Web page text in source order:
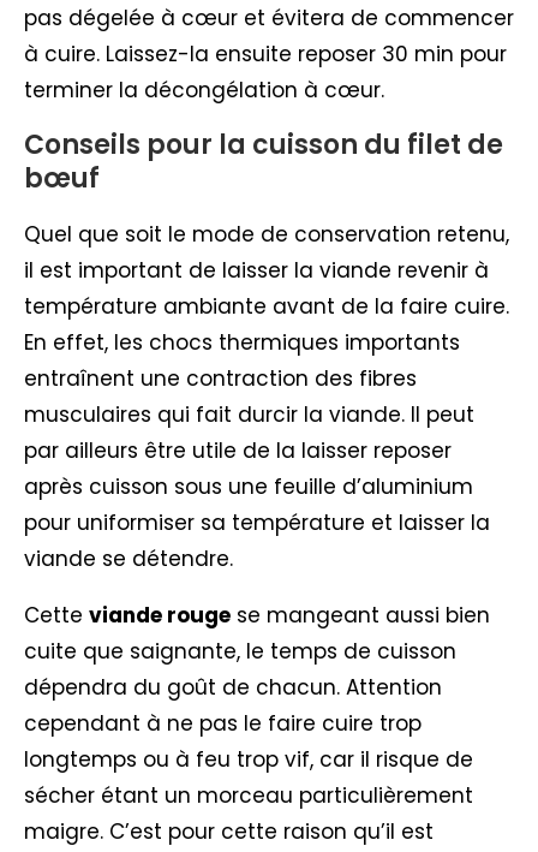
pas dégelée à cœur et évitera de commencer
à cuire. Laissez-la ensuite reposer 30 min pour
terminer la décongélation à cœur.
Conseils pour la cuisson du filet de
bœuf
Quel que soit le mode de conservation retenu,
il est important de laisser la viande revenir à
température ambiante avant de la faire cuire.
En effet, les chocs thermiques importants
entraînent une contraction des fibres
musculaires qui fait durcir la viande. Il peut
par ailleurs être utile de la laisser reposer
après cuisson sous une feuille d’aluminium
pour uniformiser sa température et laisser la
viande se détendre.
Cette viande rouge se mangeant aussi bien
cuite que saignante, le temps de cuisson
dépendra du goût de chacun. Attention
cependant à ne pas le faire cuire trop
longtemps ou à feu trop vif, car il risque de
sécher étant un morceau particulièrement
maigre. C’est pour cette raison qu’il est